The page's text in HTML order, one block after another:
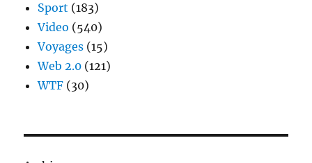
Sport (183)
Video (540)
Voyages (15)
Web 2.0 (121)
WTF (30)